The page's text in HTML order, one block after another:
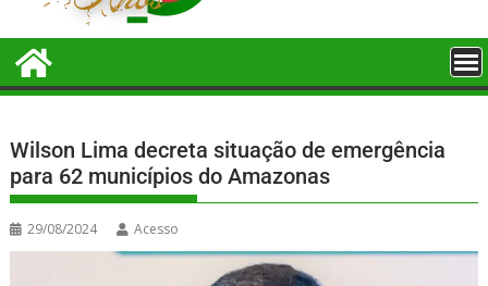
Wilson Lima decreta situação de emergência
para 62 municípios do Amazonas
29/08/2024 Acesso